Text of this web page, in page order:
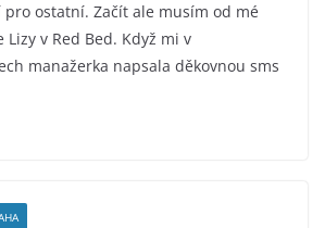
pro ostatní. Začít ale musím od mé
Lizy v Red Bed. Když mi v
manažerka napsala děkovnou sms